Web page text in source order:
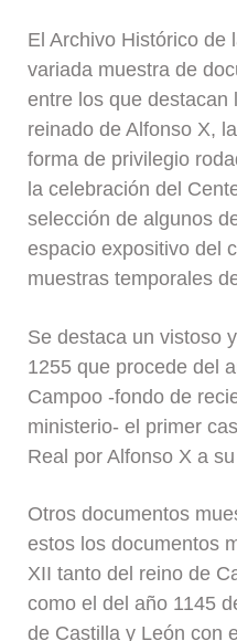
El Archivo Histórico de
variada muestra de
entre los que destacan
reinado de Alfonso X,
forma de privilegio
la celebración del
selección de algunos
espacio expositivo del
muestras temporales
Se destaca un vistoso
1255 que procede del
Campoo -fondo de
ministerio- el primer
Real por Alfonso X a
Otros documentos
estos los documentos
XII tanto del reino de
como el del año 1145
de Castilla y León con